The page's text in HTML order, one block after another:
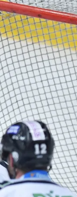
Vodní
Ostatní